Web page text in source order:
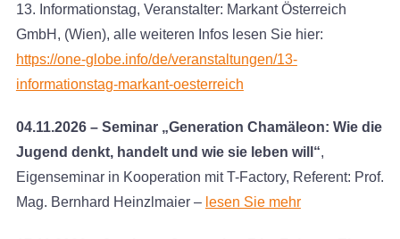
13. Informationstag, Veranstalter: Markant Österreich
GmbH, (Wien), alle weiteren Infos lesen Sie hier:
https://one-globe.info/de/veranstaltungen/13-
informationstag-markant-oesterreich
04.11.2026 – Seminar „Generation Chamäleon: Wie die
Jugend denkt, handelt und wie sie leben will“,
Eigenseminar in Kooperation mit T-Factory, Referent: Prof.
Mag. Bernhard Heinzlmaier – lesen Sie mehr